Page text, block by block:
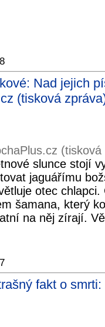
Nad jejich
(tisková
slunce stojí
jaguářímu
otec
šamana, který
na něj zírají.
fakt o